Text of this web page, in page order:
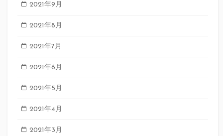
2021年9月
2021年8月
2021年7月
2021年6月
2021年5月
2021年4月
2021年3月